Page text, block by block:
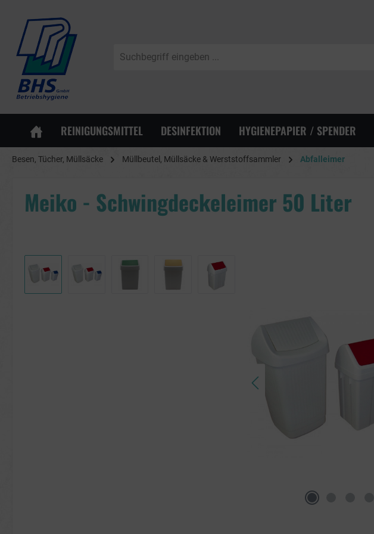
REINIGUNGSMITTEL DESINFEKTION HYGIENEPAPIER / SPENDER
Besen, Tücher, Müllsäcke Müllbeutel, Müllsäcke & Werststoffsammler Abfalleimer
Meiko - Schwingdeckeleimer 50 Liter
Bildergalerie überspringen